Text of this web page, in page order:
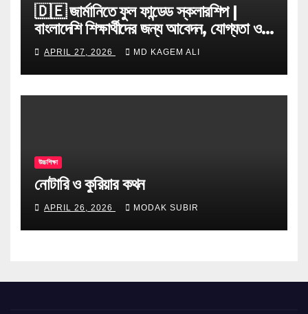
🇩🇪 জার্মানিতে ফুল ফান্ডেড স্কলারশিপ |
বাংলাদেশি শিক্ষার্থীদের জন্য আবেদন, যোগ্যতা ও
টিপস
APRIL 27, 2026 MD KAGEM ALI
উচ্চশিক্ষা
নোটারি ও কুরিয়ার কথন
APRIL 26, 2026 MODAK SUBIR